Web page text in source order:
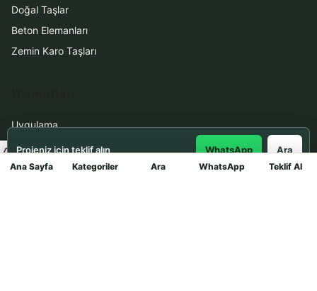
Ana Sayfa Kategoriler Ara WhatsApp Teklif Al
Doğal Taşlar
Beton Elemanları
Zemin Karo Taşları
Uygulama
Boya Badana
Projeniz için teklif alın WhatsApp Ara